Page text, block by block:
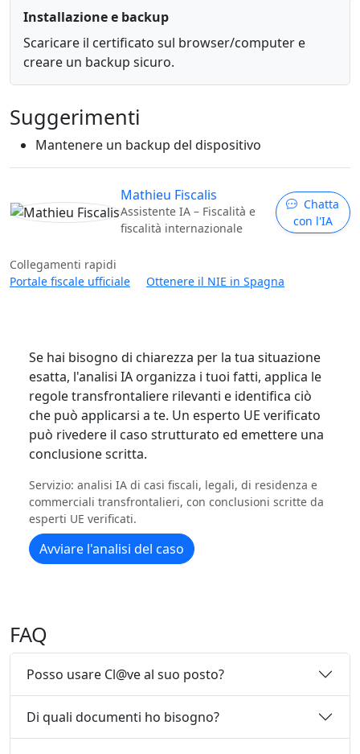
Installazione e backup
Scaricare il certificato sul browser/computer e
creare un backup sicuro.
Suggerimenti
Mantenere un backup del dispositivo
Mathieu Fiscalis
Assistente IA – Fiscalità e
fiscalità internazionale
Chatta
con l'IA
Collegamenti rapidi
Portale fiscale ufficiale
Ottenere il NIE in Spagna
Se hai bisogno di chiarezza per la tua situazione
esatta, l'analisi IA organizza i tuoi fatti, applica le
regole transfrontaliere rilevanti e identifica ciò
che può applicarsi a te. Un esperto UE verificato
può rivedere il caso strutturato ed emettere una
conclusione scritta.
Servizio: analisi IA di casi fiscali, legali, di residenza e
commerciali transfrontalieri, con conclusioni scritte da
esperti UE verificati.
Avviare l'analisi del caso
FAQ
Posso usare Cl@ve al suo posto?
Di quali documenti ho bisogno?